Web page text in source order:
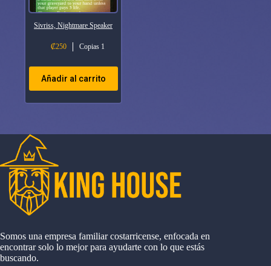
Sivriss, Nightmare Speaker
₡250 Copias 1
Añadir al carrito
Somos una empresa familiar costarricense, enfocada en
encontrar solo lo mejor para ayudarte con lo que estás
buscando.